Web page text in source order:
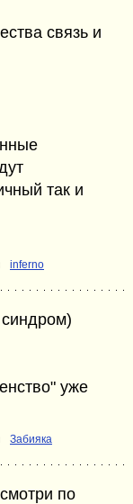
связь и
так и
inferno
уже
Забияка
по